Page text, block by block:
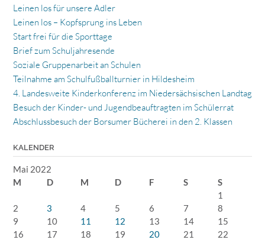
Leinen los für unsere Adler
Leinen los – Kopfsprung ins Leben
Start frei für die Sporttage
Brief zum Schuljahresende
Soziale Gruppenarbeit an Schulen
Teilnahme am Schulfußballturnier in Hildesheim
4. Landesweite Kinderkonferenz im Niedersächsischen Landtag
Besuch der Kinder- und Jugendbeauftragten im Schülerrat
Abschlussbesuch der Borsumer Bücherei in den 2. Klassen
KALENDER
Mai 2022
M
D M D F S
S
1
2
3 4 5 6 7
8
9
10 11 12 13 14
15
16
17 18 19 20 21
22